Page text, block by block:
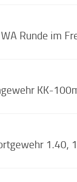
Runde im
KK-
1.40,